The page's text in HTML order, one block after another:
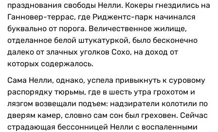
празднования свободы Нелли. Кокеры гнездились на
Ганновер-террас, где Риджентс-парк начинался
буквально от порога. Величественное жилище,
отделанное белой штукатуркой, было бесконечно
далеко от злачных уголков Сохо, на доход от
которых содержалось.
Сама Нелли, однако, успела привыкнуть к суровому
распорядку тюрьмы, где в шесть утра грохотом и
лязгом возвещали подъем: надзиратели колотили по
дверям камер, словно сам сон был греховен. Сейчас
страдающая бессонницей Нелли с воспаленными